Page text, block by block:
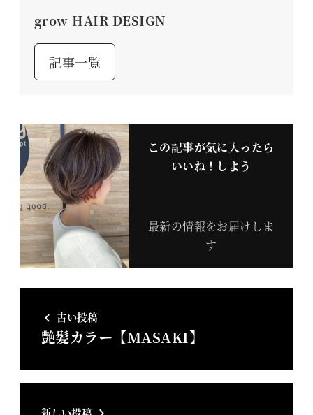
grow HAIR DESIGN
記事一覧
この記事が気に入ったら
いいね！しよう
最新の情報をお届けしま
す
古い投稿
艶髪カラー【MASAKI】